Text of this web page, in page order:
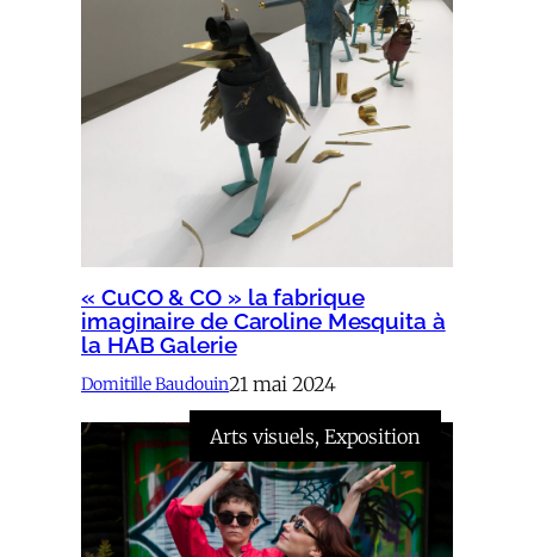
« CuCO & CO » la fabrique
imaginaire de Caroline Mesquita à
la HAB Galerie
Domitille Baudouin21 mai 2024
Arts visuels, Exposition